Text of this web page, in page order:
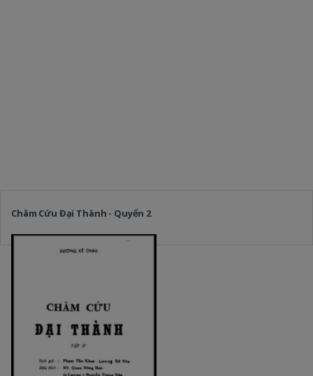
Châm Cứu Đại Thành - Quyển 2